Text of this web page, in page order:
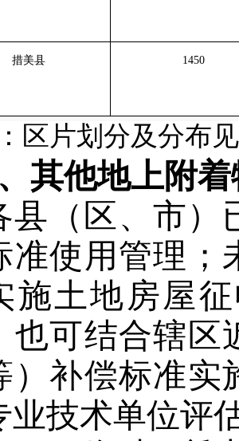
措美县 1450
区片划分及分布
其他地上附
县（区、市）
准使用管理；
施土地房屋
也可结合辖区
）补偿标准实
业技术单位评